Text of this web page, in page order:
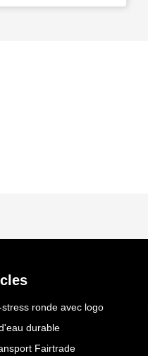
stress ronde avec logo
durable
Fairtrade